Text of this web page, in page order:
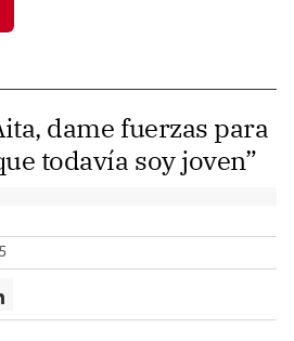
dame fuerzas para
todavía soy joven”